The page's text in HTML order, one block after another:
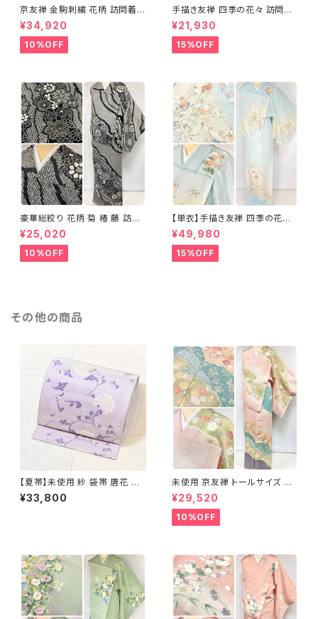
京友禅 金駒刺繍 花柄 訪問着
正絹 水色 黄緑 パステルカラー
アイスグリーン 1433
¥34,920
10%OFF
手描き友禅 四季の花々 訪問着
袷 正絹 サーモンピンク クリー
ム 白 桃花色 1434
¥21,930
15%OFF
豪華総絞り 花柄 菊 椿 藤 訪問
着 鹿の子絞り ラメ 正絹 黒 白
グレー 1435
¥25,020
10%OFF
【単衣】手描き友禅 四季の花々
正絹 訪問着 水色 黄緑 白 パス
テルカラー 1431
¥49,980
15%OFF
その他の商品
【夏帯】未使用 紗 袋帯 唐花 正
絹 紫 白 淡藤色 729
¥33,800
未使用 京友禅 トールサイズ 染
め分け 金彩 訪問着 袷 正絹 ピ
ンク 黄緑 紫 黄色 1438
¥29,520
10%OFF